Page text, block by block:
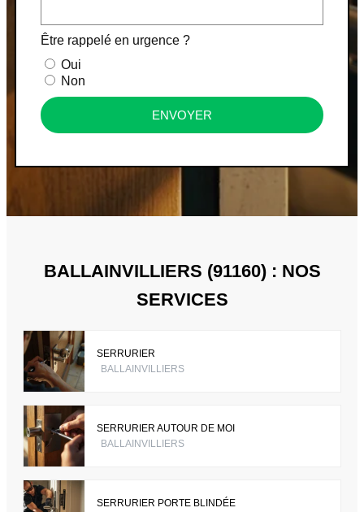
Être rappelé en urgence ?
Oui
Non
ENVOYER
BALLAINVILLIERS (91160) : NOS
SERVICES
SERRURIER
BALLAINVILLIERS
SERRURIER AUTOUR DE MOI
BALLAINVILLIERS
SERRURIER PORTE BLINDÉE